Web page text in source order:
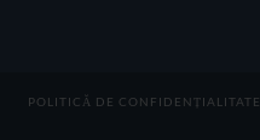
POLITICĂ DE CONFIDENȚIALITATE